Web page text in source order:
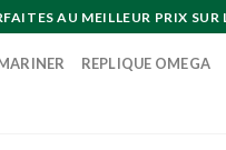
AU MEILLEUR PRIX
REPLIQUE OMEGA